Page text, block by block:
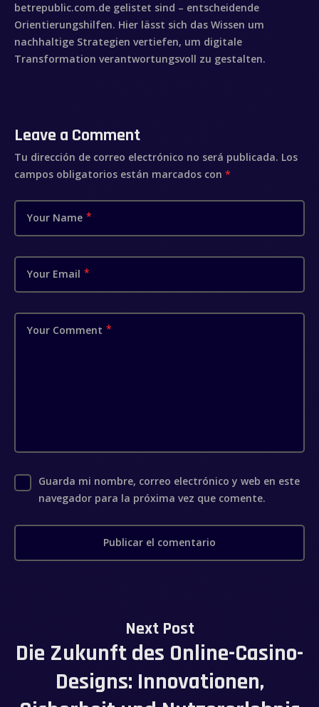
betrepublic.com.de gelistet sind – entscheidende
Orientierungshilfen. Hier lässt sich das Wissen um
nachhaltige Strategien vertiefen, um digitale
Transformation verantwortungsvoll zu gestalten.
Leave a Comment
Tu dirección de correo electrónico no será publicada. Los
campos obligatorios están marcados con *
Your Name
Your Email
Your Comment
Guarda mi nombre, correo electrónico y web en este
navegador para la próxima vez que comente.
Next Post
Die Zukunft des Online-Casino-
Designs: Innovationen,